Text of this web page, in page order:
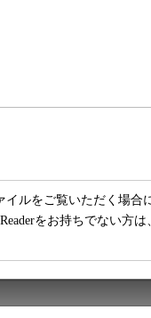
ルをご覧いただく場合
Readerをお持ちでない方